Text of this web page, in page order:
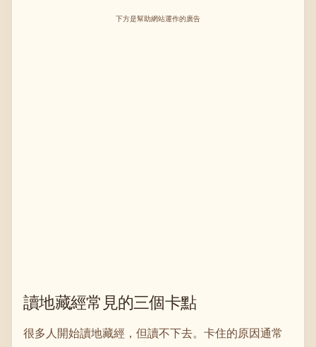
下方是幫助網站運作的廣告
讀地藏經常見的三個卡點
很多人開始讀地藏經，但讀不下去。卡住的原因通常